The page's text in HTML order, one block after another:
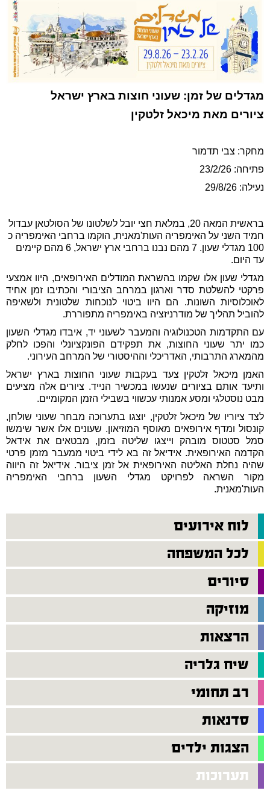
מגדלים של זמן: שעוני חוצות בארץ ישראל
ציורים מאת מיכאל זלטקין
מחקר: צבי תדמור
פתיחה: 23/2/26
נעילה: 29/8/26
בראשית המאה 20, במלאת חצי יובל לשלטונו של הסולטאן עבדול
חמיד השני על האימפריה העות'מאנית, הוקמו ברחבי האימפריה כ
100 מגדלי שעון. 7 מהם נבנו ברחבי ארץ ישראל, 6 מהם קיימים
עד היום.
מגדלי שעון אלו שקמו בהשראת המודלים האירופאים, היוו אמצעי
פרקטי להשלטת סדר וארגון במרחב הציבורי והכתיבו זמן אחיד
לאוכלוסיות השונות. הם היוו ביטוי לנוכחות שלטונית ולשאיפה
להוביל תהליך של מודרניזציה באימפריה מתפוררת.
עם התקדמות הטכנולוגיה והמעבר לשעוני יד, איבדו מגדלי השעון
כמו יתר שעוני החוצות, את תפקידם הפונקציונלי והפכו לחלק
מהמארג התרבותי, האדריכלי וההיסטורי של המרחב העירוני.
האמן מיכאל זלטקין צעד בעקבות שעוני החוצות בארץ ישראל
ותיעד אותם בציורים שנעשו במכשיר הנייד. ציורים אלה מציעים
מבט נוסטלגי ומסע אמנותי עכשווי בשבילי הזמן המקומיים.
לצד ציוריו של מיכאל זלטקין, יוצגו בתערוכה מבחר שעוני שולחן,
קונסול ומדף אירופאים מאוסף המוזיאון. שעונים אלו אשר שימשו
סמל סטטוס מובהק וייצגו שליטה בזמן, מבטאים את אידאל
הקדמה האירופאית. אידיאל זה בא לידי ביטוי ממעבר מזמן פרטי
שהיה נחלת האליטה האירופאית אל זמן ציבור. אידיאל זה היווה
מקור השראה לפרויקט מגדלי השעון ברחבי האימפריה
העות'מאנית.
לוח אירועים
לכל המשפחה
סיורים
מוזיקה
הרצאות
שיח גלריה
רב תחומי
סדנאות
הצגות ילדים
תערוכות